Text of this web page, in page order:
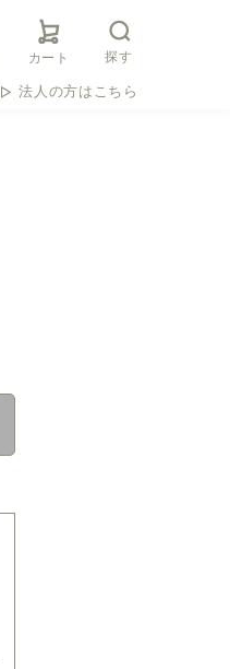
カート 探す
法人の方はこちら